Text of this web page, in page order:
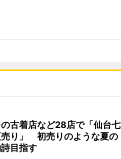
古着店など28店で「仙台七
売り」 初売りのような夏の
目指す